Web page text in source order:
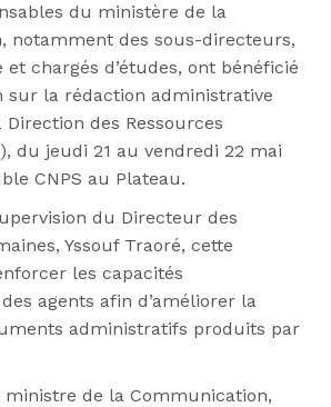
du ministère de la
notamment des sous-directeurs,
et chargés d’études, ont bénéficié
sur la rédaction administrative
des Ressources
du jeudi 21 au vendredi 22 mai
CNPS au Plateau.
du Directeur des
Yssouf Traoré, cette
les capacités
agents afin d’améliorer la
administratifs produits par
ministre de la Communication,